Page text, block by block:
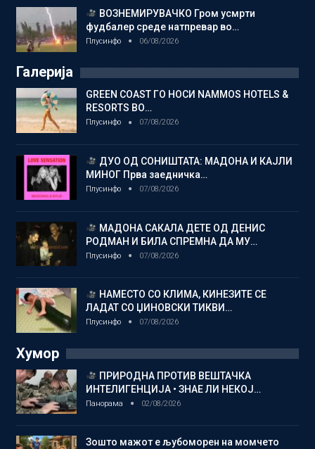
ВОЗНЕМИРУВАЧКО Гром усмрти
фудбалер среде натпревар во…
Плусинфо 06/08/2026
Галерија
GREEN COAST ГО НОСИ NAMMOS HOTELS &
RESORTS ВО…
Плусинфо 07/08/2026
ДУО ОД СОНИШТАТА: МАДОНА И КАЈЛИ
МИНОГ Прва заедничка…
Плусинфо 07/08/2026
МАДОНА САКАЛА ДЕТЕ ОД ДЕНИС
РОДМАН И БИЛА СПРЕМНА ДА МУ…
Плусинфо 07/08/2026
НАМЕСТО СО КЛИМА, КИНЕЗИТЕ СЕ
ЛАДАТ СО ЏИНОВСКИ ТИКВИ…
Плусинфо 07/08/2026
Хумор
ПРИРОДНА ПРОТИВ ВЕШТАЧКА
ИНТЕЛИГЕНЦИЈА • ЗНАЕ ЛИ НЕКОЈ…
Панорама 02/08/2026
Зошто мажот е љубоморен на момчето